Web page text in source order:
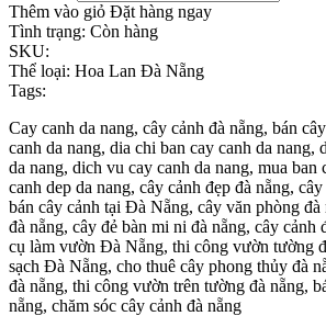
Thêm vào giỏ Đặt hàng ngay
Tình trạng: Còn hàng
SKU:
Thể loại: Hoa Lan Đà Nẵng
Tags:
Cay canh da nang, cây cảnh đà nẵng, bán
canh da nang, dia chi ban cay canh da nang,
da nang, dich vu cay canh da nang, mua ban
canh dep da nang, cây cảnh đẹp đà nẵng,
bán cây cảnh tại Đà Nẵng, cây văn phòng
đà nẵng, cây đẻ bàn mi ni đà nẵng, cây cảnh
cụ làm vườn Đà Nẵng, thi công vườn tường
sạch Đà Nẵng, cho thuê cây phong thủy đà
đà nẵng, thi công vườn trên tường đà nẵng,
nẵng, chăm sóc cây cảnh đà nẵng